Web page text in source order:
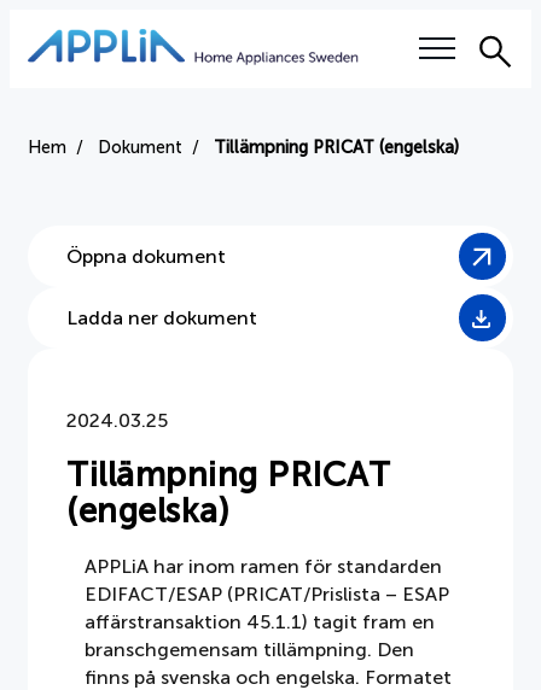
Sök
Våra frågor
Right to repair
Auktoriserade serviceverkstäder
Branschvillkor
Dokument
Om APPLiA
Hem Dokument Tillämpning PRICAT (engelska)
Öppna dokument
Ladda ner dokument
2024.03.25
Tillämpning PRICAT
(engelska)
APPLiA har inom ramen för standarden
EDIFACT/ESAP (PRICAT/Prislista – ESAP
affärstransaktion 45.1.1) tagit fram en
branschgemensam tillämpning. Den
finns på svenska och engelska. Formatet